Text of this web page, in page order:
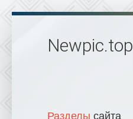
Newpic.top
Разделы сайта